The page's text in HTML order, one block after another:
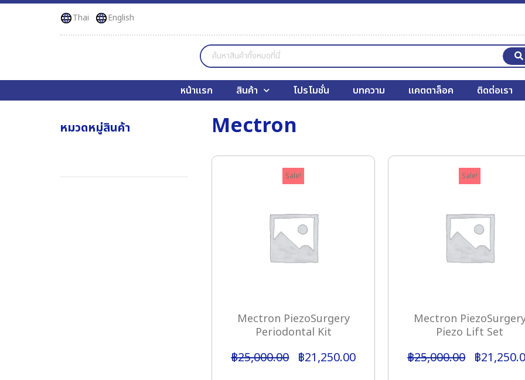
Thai English
หน้าแรก สินค้า โปรโมชั่น บทความ แคตตาล็อค ติดต่อเรา
หมวดหมู่สินค้า Mectron
Sale!
Mectron PiezoSurgery
Periodontal Kit
฿25,000.00 ฿21,250.00
Sale!
Mectron
Piezo Lift Set
฿25,000.00 ฿